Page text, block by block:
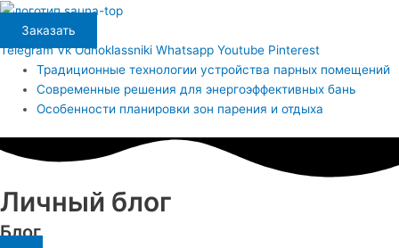
Перейти
содержимому
Заказать
Telegram Vk Odnoklassniki Whatsapp Youtube Pinterest
Main
Menu
Традиционные технологии устройства парных помещений
Современные решения для энергоэффективных бань
Особенности планировки зон парения и отдыха
Личный блог
Блог